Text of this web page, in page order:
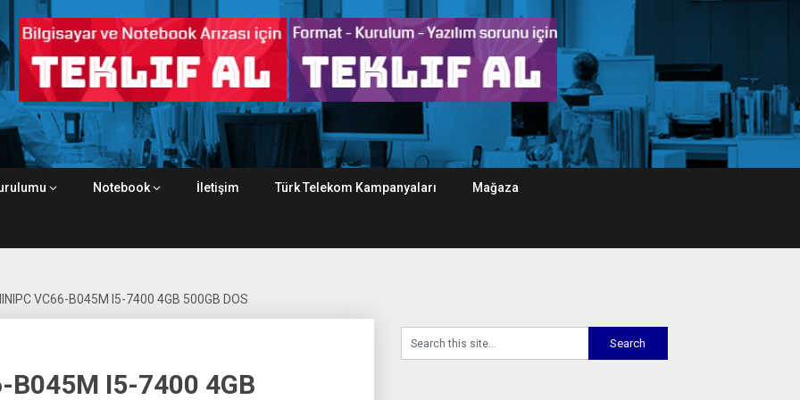
Notebook İletişim Türk Telekom Kampanyaları Mağaza
VC66-B045M I5-7400 4GB 500GB DOS
B045M I5-7400 4GB